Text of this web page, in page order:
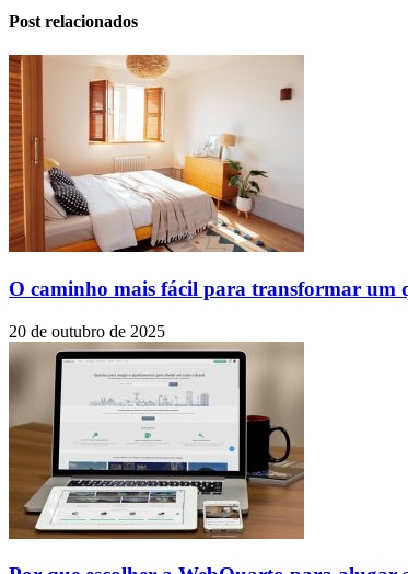
Post relacionados
O caminho mais fácil para transformar um
20 de outubro de 2025